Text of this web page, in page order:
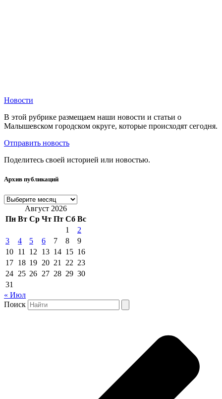
Новости
В этой рубрике размещаем наши новости и статьи о
Малышевском городском округе, которые происходят сегодня.
Отправить новость
Поделитесь своей историей или новостью.
Архив публикаций
Архив
публикаций
Август 2026
Пн Вт Ср Чт Пт Сб Вс
1
2
3
4 5 6 7 8
9
10 11 12 13 14 15 16
17 18 19 20 21 22 23
24 25 26 27 28 29 30
31
« Июл
Поиск